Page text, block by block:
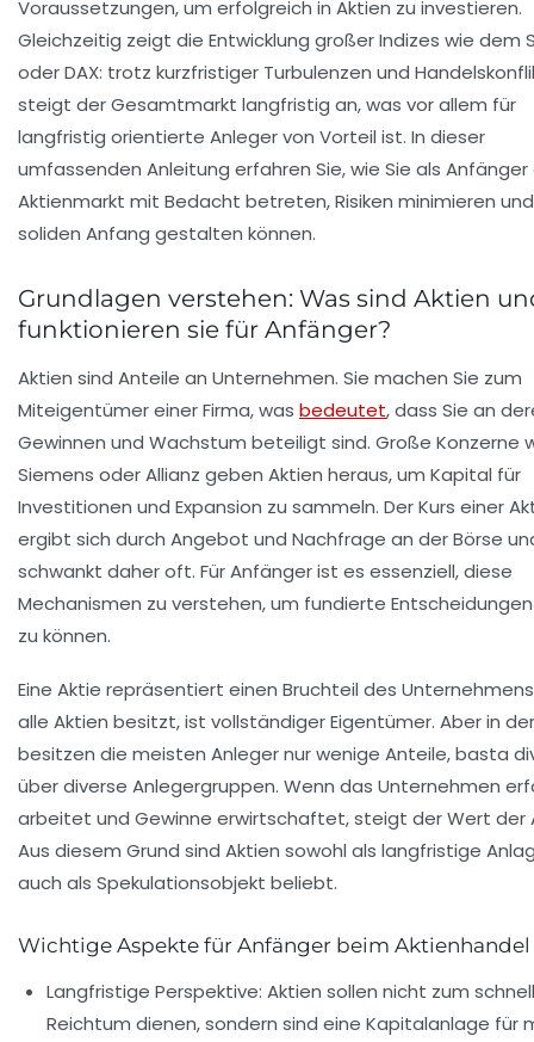
Voraussetzungen, um erfolgreich in Aktien zu investieren.
Gleichzeitig zeigt die Entwicklung großer Indizes wie dem
oder DAX: trotz kurzfristiger Turbulenzen und
steigt der Gesamtmarkt langfristig an, was vor allem für
langfristig orientierte Anleger von Vorteil ist. In dieser
umfassenden Anleitung erfahren Sie, wie Sie als Anfänger
Aktienmarkt mit Bedacht betreten, Risiken minimieren
soliden Anfang gestalten können.
Grundlagen verstehen: Was sind Aktien
funktionieren sie für Anfänger?
Aktien sind Anteile an Unternehmen. Sie machen Sie zum
Miteigentümer einer Firma, was bedeutet, dass Sie an
Gewinnen und Wachstum beteiligt sind. Große Konzerne
Siemens oderAllianz geben Aktien heraus, um Kapital für
Investitionen und Expansion zu sammeln. Der Kurs einer
ergibt sich durch Angebot und Nachfrage an der Börse
schwankt daher oft. Für Anfänger ist es essenziell, diese
Mechanismen zu verstehen, um fundierte
zu können.
Eine Aktie repräsentiert einen Bruchteil des
alle Aktien besitzt, ist vollständiger Eigentümer. Aber in
besitzen die meisten Anleger nur wenige Anteile, basta
über diverse Anlegergruppen. Wenn das Unternehmen
arbeitet und Gewinne erwirtschaftet, steigt der Wert der
Aus diesem Grund sind Aktien sowohl als langfristige
auch als Spekulationsobjekt beliebt.
Wichtige Aspekte für Anfänger beim Aktienhandel
Langfristige Perspektive: Aktien sollen nicht zum
Reichtum dienen, sondern sind eine Kapitalanlage für